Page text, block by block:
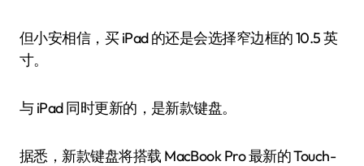
但小安相信，买 iPad 的还是会选择窄边框的 10.5 英
寸。
与 iPad 同时更新的，是新款键盘。
据悉，新款键盘将搭载 MacBook Pro 最新的 Touch-